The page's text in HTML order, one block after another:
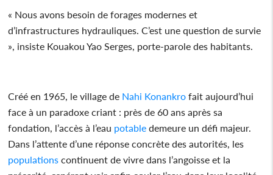
« Nous avons besoin de forages modernes et
d’infrastructures hydrauliques. C’est une question de survie
», insiste Kouakou Yao Serges, porte-parole des habitants.
Créé en 1965, le village de Nahi Konankro fait aujourd’hui
face à un paradoxe criant : près de 60 ans après sa
fondation, l’accès à l’eau potable demeure un défi majeur.
Dans l’attente d’une réponse concrète des autorités, les
populations continuent de vivre dans l’angoisse et la